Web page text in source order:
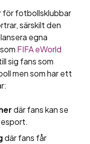
för fotbollsklubbar
särskilt den
egna
FIFA eWorld
sig fans som
men som har ett
där fans kan se
där fans får